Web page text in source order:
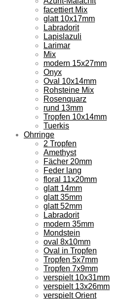
facettiert Mix
glatt 10x17mm
Labradorit
Lapislazuli
Larimar
Mix
modern 15x27mm
Onyx
Oval 10x14mm
Rohsteine Mix
Rosenquarz
rund 13mm
Tropfen 10x14mm
Tuerkis
Ohrringe
2 Tropfen
Amethyst
Fächer 20mm
Feder lang
floral 11x20mm
glatt 14mm
glatt 35mm
glatt 52mm
Labradorit
modern 35mm
Mondstein
oval 8x10mm
Oval in Tropfen
Tropfen 5x7mm
Tropfen 7x9mm
verspielt 10x31mm
verspielt 13x26mm
verspielt Orient